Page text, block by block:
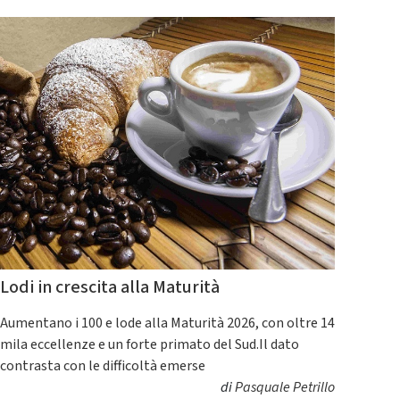
Lodi in crescita alla Maturità
Aumentano i 100 e lode alla Maturità 2026, con oltre 14
mila eccellenze e un forte primato del Sud.Il dato
contrasta con le difficoltà emerse
diPasquale Petrillo